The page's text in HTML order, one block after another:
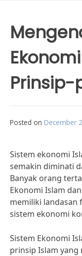
Prinsip-
Posted on December
Sistem ekonomi
semakin diminati
Banyak orang
Ekonomi Islam
memiliki landasan
sistem ekonomi
Sistem Ekonomi
prinsip Islam yang